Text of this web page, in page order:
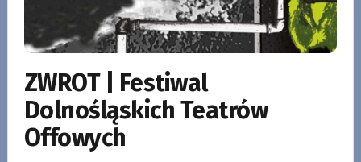
ZWROT | Festiwal
Dolnośląskich Teatrów
Offowych